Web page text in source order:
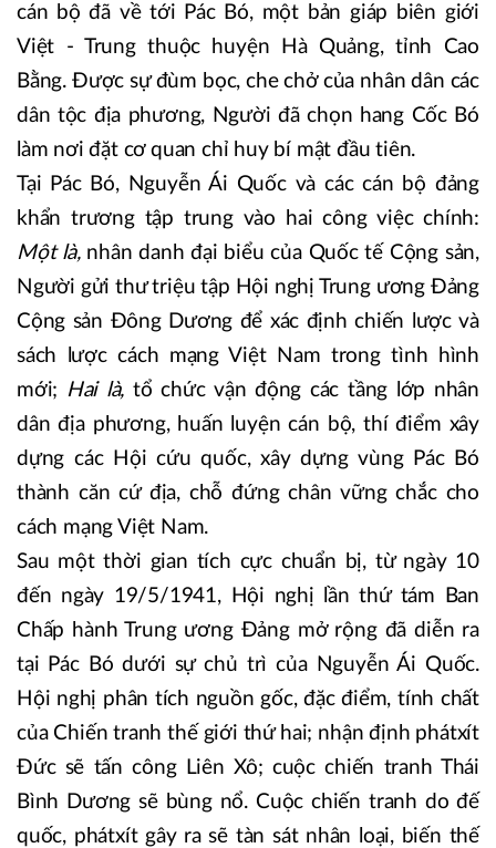
cán bộ đã về tới Pác Bó, một bản giáp biên giới
Việt - Trung thuộc huyện Hà Quảng, tỉnh Cao
Bằng. Được sự đùm bọc, che chở của nhân dân các
dân tộc địa phương, Người đã chọn hang Cốc Bó
làm nơi đặt cơ quan chỉ huy bí mật đầu tiên.
Tại Pác Bó, Nguyễn Ái Quốc và các cán bộ đảng
khẩn trương tập trung vào hai công việc chính:
Một là,nhân danh đại biểu của Quốc tế Cộng sản,
Người gửi thư triệu tập Hội nghị Trung ương Đảng
Cộng sản Đông Dương để xác định chiến lược và
sách lược cách mạng Việt Nam trong tình hình
mới; Hai là, tổ chức vận động các tầng lớp nhân
dân địa phương, huấn luyện cán bộ, thí điểm xây
dựng các Hội cứu quốc, xây dựng vùng Pác Bó
thành căn cứ địa, chỗ đứng chân vững chắc cho
cách mạng Việt Nam.
Sau một thời gian tích cực chuẩn bị, từ ngày 10
đến ngày 19/5/1941, Hội nghị lần thứ tám Ban
Chấp hành Trung ương Đảng mở rộng đã diễn ra
tại Pác Bó dưới sự chủ trì của Nguyễn Ái Quốc.
Hội nghị phân tích nguồn gốc, đặc điểm, tính chất
của Chiến tranh thế giới thứ hai; nhận định phátxít
Đức sẽ tấn công Liên Xô; cuộc chiến tranh Thái
Bình Dương sẽ bùng nổ. Cuộc chiến tranh do đế
quốc, phátxít gây ra sẽ tàn sát nhân loại, biến thế